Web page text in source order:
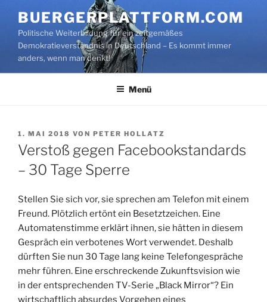
Inhalt
springen
BUERGERPLATTFORM.COM
Politische Weiterbildung für ein zeitgemäßes
Demokratieverständnis in Deutschland – Es kommt immer
anders, wenn man denkt!
Menü
VERÖFFENTLICHT
AM
1. MAI 2018 VON PETER HOLLATZ
Verstoß gegen Facebookstandards
– 30 Tage Sperre
Stellen Sie sich vor, sie sprechen am Telefon mit einem
Freund. Plötzlich ertönt ein Besetztzeichen. Eine
Automatenstimme erklärt ihnen, sie hätten in diesem
Gespräch ein verbotenes Wort verwendet. Deshalb
dürften Sie nun 30 Tage lang keine Telefongespräche
mehr führen. Eine erschreckende Zukunftsvision wie
in der entsprechenden TV-Serie „Black Mirror“? Ein
wirtschaftlich absurdes Vorgehen eines